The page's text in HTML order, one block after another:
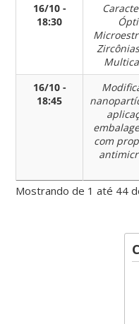
16/10 -
18:30
16/10 -
18:45
com
Mostrando de 1 até 44